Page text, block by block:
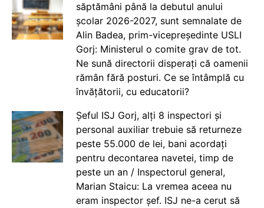
săptămâni până la debutul anului
școlar 2026-2027, sunt semnalate de
Alin Badea, prim-vicepreședinte USLI
Gorj: Ministerul o comite grav de tot.
Ne sună directorii disperați că oamenii
rămân fără posturi. Ce se întâmplă cu
învățătorii, cu educatorii?
Șeful ISJ Gorj, alți 8 inspectori și
personal auxiliar trebuie să returneze
peste 55.000 de lei, bani acordați
pentru decontarea navetei, timp de
peste un an / Inspectorul general,
Marian Staicu: La vremea aceea nu
eram inspector șef. ISJ ne-a cerut să